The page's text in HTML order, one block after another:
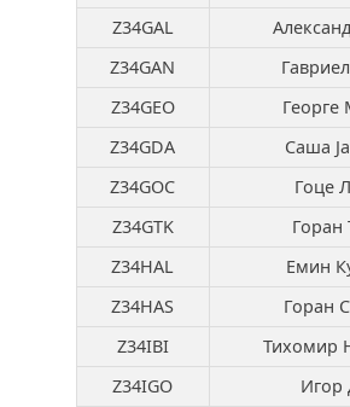
Z34GAL
Z34GAN
Z34GEO
Z34GDA
Саша
Z34GOC
Гоце
Z34GTK
Горан
Z34HAL
Емин
Z34HAS
Горан
Z34IBI
Тихомир
Z34IGO
Игор